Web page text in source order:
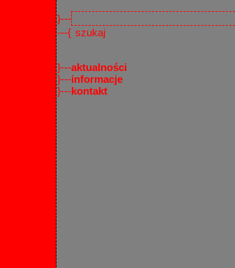
}---
---{
}---aktualności
}---informacje
}---kontakt